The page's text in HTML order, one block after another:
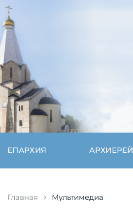
ЕПАРХИЯ АРХИЕРЕЙ
Главная Мультимедиа